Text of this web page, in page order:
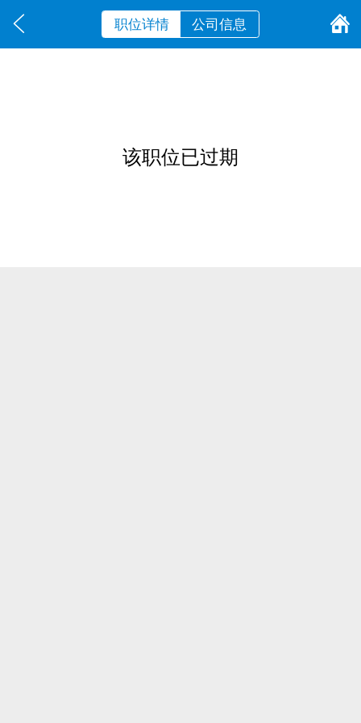
职位详情 公司信息
该职位已过期